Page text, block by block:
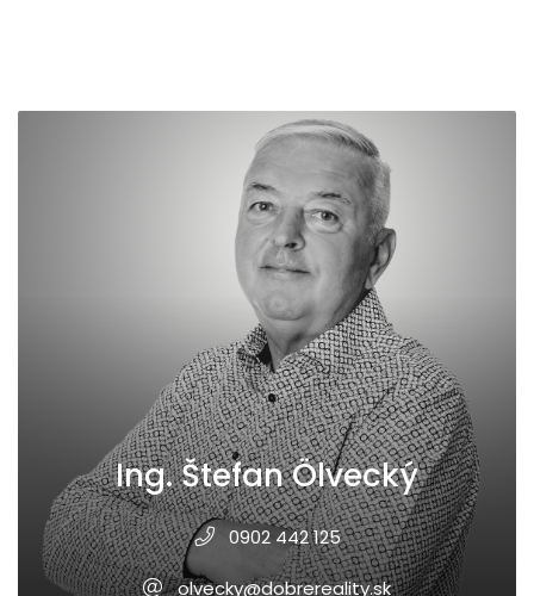
Ing. Štefan Ölvecký
0902 442 125
olvecky@dobrereality.sk